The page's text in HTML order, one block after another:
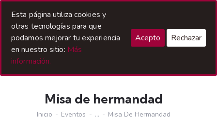
Misa de hermandad
Inicio Eventos ... Misa De Hermandad
Esta página utiliza cookies y
otras tecnologías para que
podamos mejorar tu experiencia
en nuestro sitio: Más
información.
Acepto Rechazar